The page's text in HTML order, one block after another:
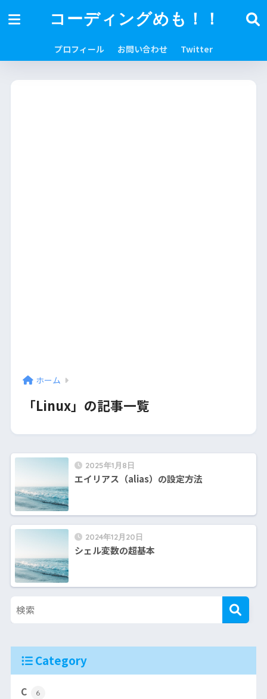
コーディングめも！！
プロフィール お問い合わせ Twitter
ホーム
「Linux」の記事一覧
2025年1月8日
エイリアス（alias）の設定方法
2024年12月20日
シェル変数の超基本
Category
C 6